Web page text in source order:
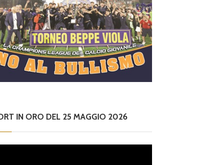
IN ORO DEL 25 MAGGIO 2026